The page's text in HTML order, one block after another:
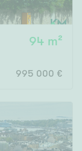
94 m²
995 000 €